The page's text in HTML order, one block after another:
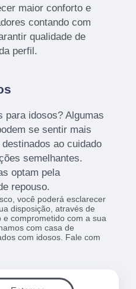
maior conforto e
contando com
qualidade de
perfil.
para idosos? Algumas
se sentir mais
ao cuidado
semelhantes.
optam pela
repouso.
você poderá esclarecer
disposição, através de
comprometido com a sua
com casa de
com idosos. Fale com